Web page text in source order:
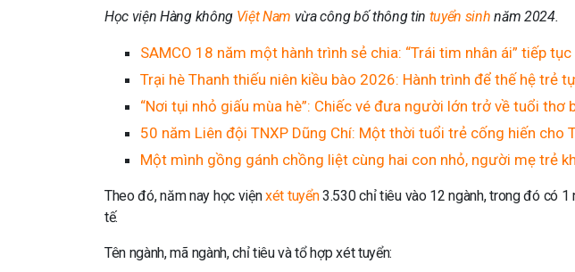
Học viện Hàng không Việt Nam vừa công bố thông tin tuyển sinh năm 2024.
SAMCO 18 năm một hành trình sẻ chia: “Trái tim nhân ái” tiếp
Trại hè Thanh thiếu niên kiều bào 2026: Hành trình để thế hệ trẻ
“Nơi tụi nhỏ giấu mùa hè”: Chiếc vé đưa người lớn trở về tuổi thơ
50 năm Liên đội TNXP Dũng Chí: Một thời tuổi trẻ cống hiến cho
Một mình gồng gánh chồng liệt cùng hai con nhỏ, người mẹ trẻ
Theo đó, năm nay học việnxét tuyển3.530 chỉ tiêu vào 12 ngành, trong đó có
tế.
Tên ngành, mã ngành, chỉ tiêu và tổ hợp xét tuyển: